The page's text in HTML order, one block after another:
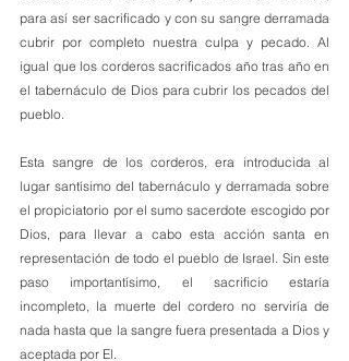
para así ser sacrificado y con su sangre derramada
cubrir por completo nuestra culpa y pecado. Al
igual que los corderos sacrificados año tras año en
el tabernáculo de Dios para cubrir los pecados del
pueblo.
Esta sangre de los corderos, era introducida al
lugar santísimo del tabernáculo y derramada sobre
el propiciatorio por el sumo sacerdote escogido por
Dios, para llevar a cabo esta acción santa en
representación de todo el pueblo de Israel. Sin este
paso importantísimo, el sacrificio estaría
incompleto, la muerte del cordero no serviría de
nada hasta que la sangre fuera presentada a Dios y
aceptada por El.